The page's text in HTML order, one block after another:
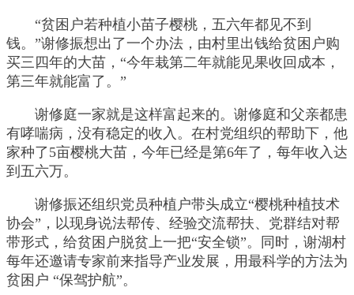
“贫困户若种植小苗子樱桃，五六年都见不到
钱。”谢修振想出了一个办法，由村里出钱给贫困户购
买三四年的大苗，“今年栽第二年就能见果收回成本，
第三年就能富了。”
谢修庭一家就是这样富起来的。谢修庭和父亲都患
有哮喘病，没有稳定的收入。在村党组织的帮助下，他
家种了5亩樱桃大苗，今年已经是第6年了，每年收入达
到五六万。
谢修振还组织党员种植户带头成立“樱桃种植技术
协会”，以现身说法帮传、经验交流帮扶、党群结对帮
带形式，给贫困户脱贫上一把“安全锁”。同时，谢湖村
每年还邀请专家前来指导产业发展，用最科学的方法为
贫困户 “保驾护航”。